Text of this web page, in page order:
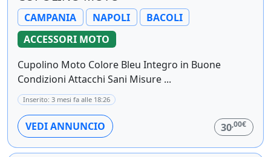
CAMPANIA NAPOLI
BACOLI
ACCESSORI MOTO
Cupolino Moto Colore Bleu Integro in Buone
Condizioni Attacchi Sani Misure ...
Inserito: 3 mesi fa alle 18:26
VEDI ANNUNCIO 30,00€